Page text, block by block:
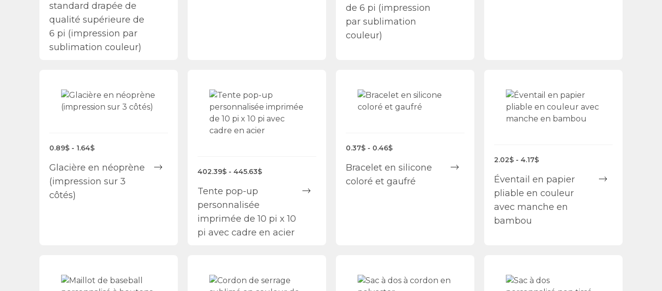
standard drapée de
qualité supérieure de
6 pi (impression par
sublimation couleur)
de 6 pi (impression
par sublimation
couleur)
0.89$ - 1.64$
Glacière en néoprène
(impression sur 3
côtés)
402.39$ - 445.63$
Tente pop-up
personnalisée
imprimée de 10 pi x 10
pi avec cadre en acier
0.37$ - 0.46$
Bracelet en silicone
coloré et gaufré
2.02$ - 4.17$
Éventail en papier
pliable en couleur
avec manche en
bambou